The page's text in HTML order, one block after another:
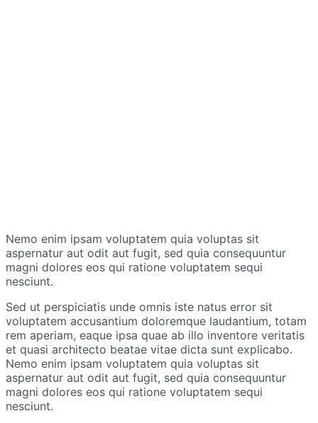
Nemo enim ipsam voluptatem quia voluptas sit
aspernatur aut odit aut fugit, sed quia consequuntur
magni dolores eos qui ratione voluptatem sequi
nesciunt.
Sed ut perspiciatis unde omnis iste natus error sit
voluptatem accusantium doloremque laudantium, totam
rem aperiam, eaque ipsa quae ab illo inventore veritatis
et quasi architecto beatae vitae dicta sunt explicabo.
Nemo enim ipsam voluptatem quia voluptas sit
aspernatur aut odit aut fugit, sed quia consequuntur
magni dolores eos qui ratione voluptatem sequi
nesciunt.